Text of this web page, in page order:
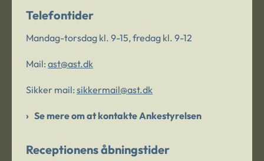
Telefontider
Mandag-torsdag kl. 9-15, fredag kl. 9-12
Mail: ast@ast.dk
Sikker mail: sikkermail@ast.dk
Se mere om at kontakte Ankestyrelsen
Receptionens åbningstider